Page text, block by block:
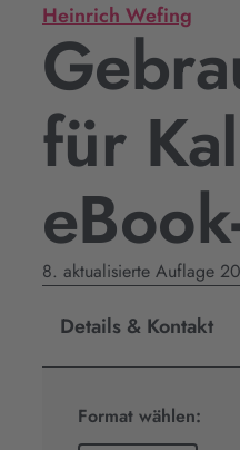
Heinrich Wefing
für
8. aktualisierte Auflage
Details & Kontakt
Format wählen: